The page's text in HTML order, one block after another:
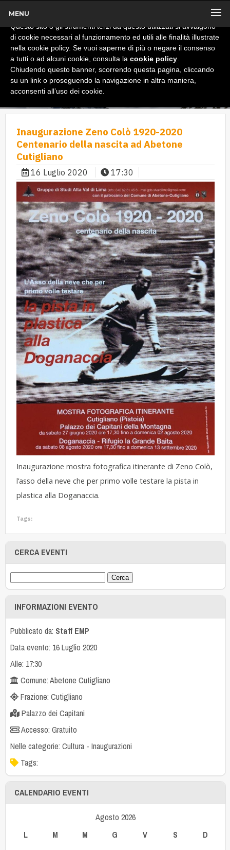
MENU
Inaugurazione Zeno Colò 1920-2020
Centenario della nascita ad Abetone
Cutigliano
16 Luglio 2020 17:30
Inaugurazione mostra fotografica itinerante di Zeno Colò,
l’asso della neve che per primo volle testare la pista in
plastica alla Doganaccia.
Tags:
CERCA EVENTI
INFORMAZIONI EVENTO
Pubblicato da: Staff EMP
Data evento: 16 Luglio 2020
Alle: 17:30
Comune: Abetone Cutigliano
Frazione: Cutigliano
Palazzo dei Capitani
Accesso: Gratuito
Nelle categorie: Cultura- Inaugurazioni
Tags:
CALENDARIO EVENTI
Agosto 2026
L
M M G V S D
x
Informativa
Questo sito o gli strumenti terzi da questo utilizzati si avvalgono
di cookie necessari al funzionamento ed utili alle finalità illustrate
nella cookie policy. Se vuoi saperne di più o negare il consenso
a tutti o ad alcuni cookie, consulta la cookie policy
Chiudendo questo banner, scorrendo questa pagina, cliccando
su un link o proseguendo la navigazione in altra maniera,
acconsenti all’uso dei cookie.